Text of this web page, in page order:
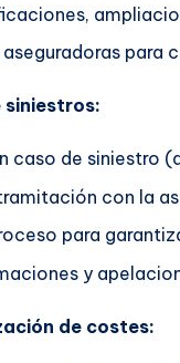
para
siniestros:
caso de siniestro
con la
para
y
de costes: